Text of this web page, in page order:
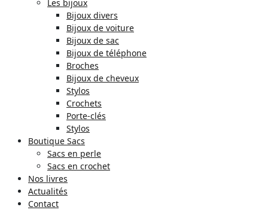
Les bijoux
Bijoux divers
Bijoux de voiture
Bijoux de sac
Bijoux de téléphone
Broches
Bijoux de cheveux
Stylos
Crochets
Porte-clés
Stylos
Boutique Sacs
Sacs en perle
Sacs en crochet
Nos livres
Actualités
Contact